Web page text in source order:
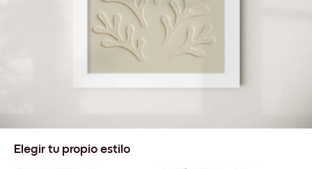
Elegir tu propio estilo